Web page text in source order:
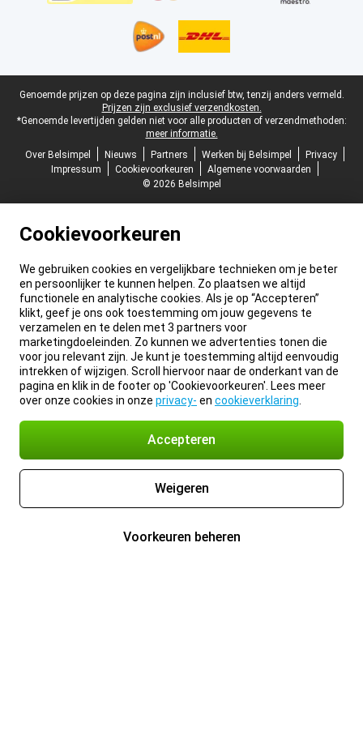
Juridische voettekst
Genoemde prijzen op deze pagina zijn inclusief btw, tenzij anders vermeld.
Prijzen zijn exclusief verzendkosten.
*Genoemde levertijden gelden niet voor alle producten of verzendmethoden:
meer informatie.
Over Belsimpel
Nieuws Partners Werken bij Belsimpel
Privacy
Impressum
Cookievoorkeuren
Algemene voorwaarden
© 2026 Belsimpel
Cookievoorkeuren
We gebruiken cookies en vergelijkbare technieken om je beter
en persoonlijker te kunnen helpen. Zo plaatsen we altijd
functionele en analytische cookies. Als je op “Accepteren”
klikt, geef je ons ook toestemming om jouw gegevens te
verzamelen en te delen met 3 partners voor
marketingdoeleinden. Zo kunnen we advertenties tonen die
voor jou relevant zijn. Je kunt je toestemming altijd eenvoudig
intrekken of wijzigen. Scroll hiervoor naar de onderkant van de
pagina en klik in de footer op 'Cookievoorkeuren'. Lees meer
over onze cookies in onze privacy- en cookieverklaring
Accepteren
Weigeren
Voorkeuren beheren